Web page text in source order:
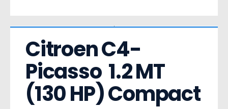
Citroen C4-
Picasso  1.2 MT
(130 HP) Compact